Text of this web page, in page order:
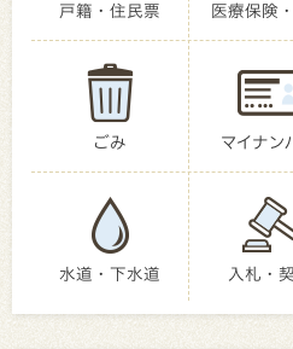
戸籍・住民票 医療保険
ごみ マイナン
水道・下水道 入札・